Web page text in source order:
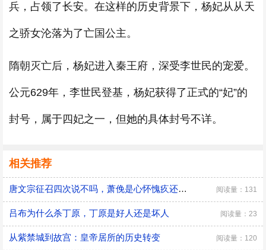
兵，占领了长安。在这样的历史背景下，杨妃从从天
之骄女沦落为了亡国公主。
隋朝灭亡后，杨妃进入秦王府，深受李世民的宠爱。
公元629年，李世民登基，杨妃获得了正式的“妃”的
封号，属于四妃之一，但她的具体封号不详。
相关推荐
唐文宗征召四次说不吗，萧俛是心怀愧疚还是居功自傲 阅读量：131
吕布为什么杀丁原，丁原是好人还是坏人 阅读量：23
从紫禁城到故宫：皇帝居所的历史转变 阅读量：120